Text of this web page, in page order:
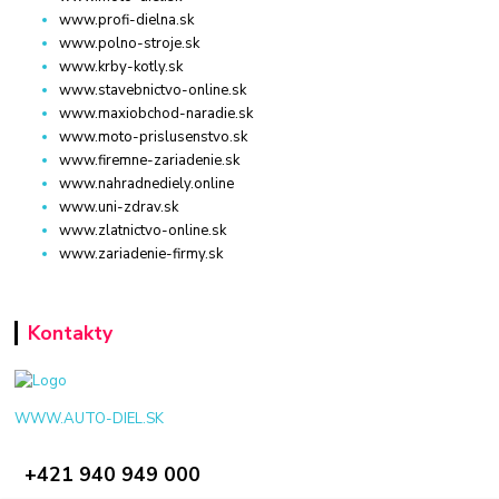
www.profi-dielna.sk
www.polno-stroje.sk
www.krby-kotly.sk
www.stavebnictvo-online.sk
www.maxiobchod-naradie.sk
www.moto-prislusenstvo.sk
www.firemne-zariadenie.sk
www.nahradnediely.online
www.uni-zdrav.sk
www.zlatnictvo-online.sk
www.zariadenie-firmy.sk
Kontakty
WWW.AUTO-DIEL.SK
+421 940 949 000